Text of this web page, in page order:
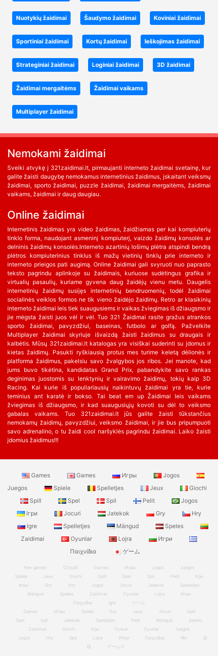
Nuotykių žaidimai Šaudymo žaidimai Koviniai žaidimai
Sportiniai žaidimai Kortų žaidimai Ieškojimas žaidimai
Strateginiai žaidimai Loginiai žaidimai 3D žaidimai
Žaidimai mergaitėms Žaidimai vaikams
Multiplayer žaidimai
Nemokami žaidimai
Sveiki atvykę į 321zaidimai.lt, pirmaujanti interneto žaidimai svetainę, kur
galite žaisti daugybę nemokamus internetinius žaidimus, įskaitant veiksmų
žaidimai, sporto žaidimai, puzzle žaidimai, žaidimai mergaitėms, žaidimai
vaikams, žaidimai ir daug daugiau.
Online žaidimai
Internetinis žaidimas yra video žaidimas, žaidžiamas per kai kompiuterių
tinklo forma, naudojant asmeninį kompiuterį, vaizdo žaidimų konsolės ar
delninis žaidimų konsolės.Interneto azartinių lošimų plėtra atspindi bendrą
plėtros kompiuterinius tinklus iš mažų vietinių tinklų prie interneto ir
interneto prieigos pati augimą. Online žaidimai gali svyruoti nuo paprasto
teksto pagrindu aplinkoje su žaidimais, kuriuose sudėtingus grafika ir
virtualių pasaulių, kuriame gyvena daug žaidėjų vienu metu. Daugelis
internetinių žaidimų susijęs internetinių bendruomenių, todėl žaidimai
socialinės veiklos formos ne tik vieno žaidėjo žaidimų. Retro ar klasikinių
interneto žaidimai leis tiek suaugusiems ir vaikas žviegimas iš džiaugsmo ir
jie mėgsta žaisti juos vėl ir vėl. Tuo 321 Žaidimai rasite gražus atrankos
sporto žaidimai, pavyzdžiui, baseinas, futbolo ar golfą. Pažvelkite
Multiplayer žaidimai skyriuje išvaizdą žaisti žaidimus su draugais ir
kalbėtis. Mūsų 321zaidimai.lt katalogas yra visiškai suderinti su įdomus ir
kietas žaidimų. Pasukti ryškiausią protus mes turime keletą dėlionės ir
platforma žaidimus, pakelsiu savo žvalgybos jos ribos. Jei manote, kad
jums buvo tikėtina, kandidatas Grand Prix, pabandykite savo rankas
deginimas juostomis su lenktynių ir vairavimo žaidimų, tokių kaip 3D
Racing. Kai kurie iš populiariausių naikintuvų žaidimai yra tie, kurie
teminius ant karatė ir bokso. Tai beat em up Žaidimai leis vaikams
žviegimas iš džiaugsmo, ir kad suaugusiųjų kovoti su dėl to veiksmo
gabalas vaikams. Tuo 321zaidimai.lt jūs galite žaisti tūkstančius
nemokamų žaidimų, pavyzdžiui, veiksmo žaidimai, ir jie bus pripumpuoti
savo adrenalino, o tu žaidi cool naršyklės pagrindu žaidimai. Laiko žaisti
įdomius žaidimus!!!
Games Games Игры
Jogos
Juegos
Spiele Spelletjes Jeux
Giochi
Spill
Spel Spil Pelit
Jogos
Ігри
Jocuri Jatekok Gry
Hry
Igre
Spelletjes Mängud
Speles
Zaidimai
Oyunlar Lojra
Игри
Παιχνίδια
ゲーム
free games 123spill Games Игры Jogos
Juegos
Spiele
Jeux Giochi Spill Spel Spil Pelit
Ігри
игры
Gry Hry Jogos Jocuri Jatekok
Spelletjes
Mängud
Speles Zaidimai Oyunlar Lojra
Игри
Παιχνίδια
Igre
ゲーム
Games
Игры Spiele Gry Jeux Jocuri
Spill
Spel
Spil Jatekok Spelletjes Pelit Mängud
Speles
Zaidimai
Giochi Ігри Гульні Oyunlar
Juegos
Jogos
Hry Igre Lojra Игри Παιχνίδια खेल
游
戏
ゲームズ